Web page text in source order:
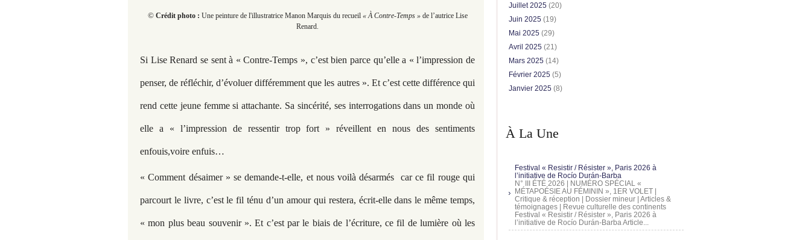
© Crédit photo : Une peinture de l'illustratrice Manon Marquis du recueil « À Contre-Temps » de l’autrice Lise
Renard.
Si Lise Renard se sent à « Contre-Temps », c’est bien parce qu’elle a « l’impression de
penser, de réfléchir, d’évoluer différemment que les autres ». Et c’est cette différence qui
rend cette jeune femme si attachante. Sa sincérité, ses interrogations dans un monde où
elle a « l’impression de ressentir trop fort » réveillent en nous des sentiments
enfouis,voire enfuis…
« Comment désaimer » se demande-t-elle, et nous voilà désarmés car ce fil rouge qui
parcourt le livre, c’est le fil ténu d’un amour qui restera, écrit-elle dans le même temps,
« mon plus beau souvenir ». Et c’est par le biais de l’écriture, ce fil de lumière où les
Juillet 2025 (20)
Juin 2025 (19)
Mai 2025 (29)
Avril 2025 (21)
Mars 2025 (14)
Février 2025 (5)
Janvier 2025 (8)
À La Une
Festival « Resistir / Résister », Paris 2026 à
l’initiative de Rocío Durán-Barba
N° III ÉTÉ 2026 | NUMÉRO SPÉCIAL «
MÉTAPOÉSIE AU FÉMININ », 1ER VOLET |
Critique & réception | Dossier mineur | Articles &
témoignages | Revue culturelle des continents
Festival « Resistir / Résister », Paris 2026 à
l’initiative de Rocío Durán-Barba Article...